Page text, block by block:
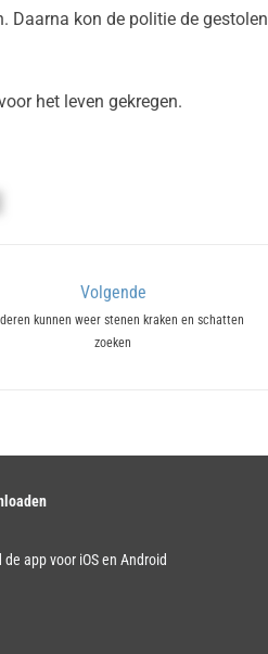
Daarna kon de politie de gestolen
het leven gekregen.
Volgende
kunnen weer stenen kraken en schatten
zoeken
de app voor iOS en Android